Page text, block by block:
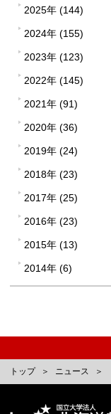
2025年 (144)
2024年 (155)
2023年 (123)
2022年 (145)
2021年 (91)
2020年 (36)
2019年 (24)
2018年 (23)
2017年 (25)
2016年 (23)
2015年 (13)
2014年 (6)
トップ ニュース